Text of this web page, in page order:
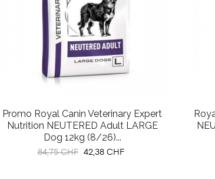
Promo Royal Canin Veterinary Expert
Nutrition NEUTERED Adult LARGE
Dog 12kg (8/26)...
Prix
84,75 CHF Prix
42,38 CHF